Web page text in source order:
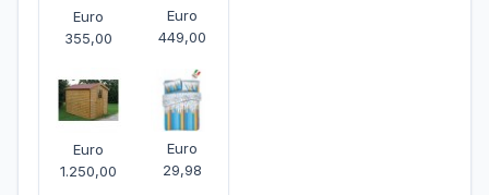
Euro
355,00
Euro
449,00
Euro
1.250,00
Euro
29,98